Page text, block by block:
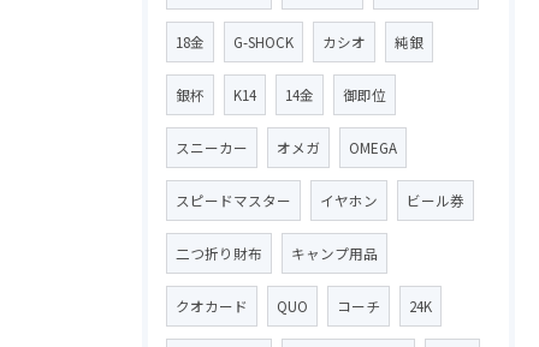
18金 G-SHOCK カシオ 純銀
銀杯 K14 14金 御即位
スニーカー オメガ OMEGA
スピードマスター イヤホン ビール券
二つ折り財布 キャンプ用品
クオカード QUO コーチ 24K